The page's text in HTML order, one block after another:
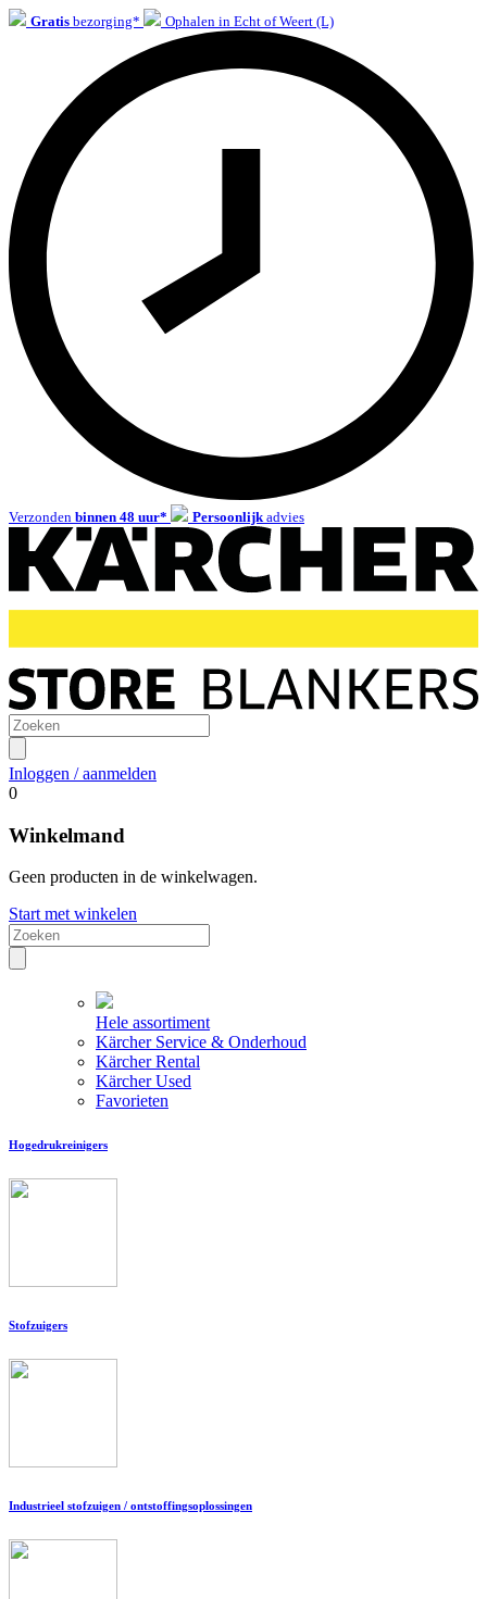
Gratis bezorging* Ophalen in Echt of Weert (L)
Verzonden binnen 48 uur* Persoonlijkadvies
Inloggen / aanmelden
0
Winkelmand
Geen producten in de winkelwagen.
Start met winkelen
Hele assortiment
Kärcher Service & Onderhoud
Kärcher Rental
Kärcher Used
Favorieten
Hogedrukreinigers
Stofzuigers
Industrieel stofzuigen / ontstoffingsoplossingen